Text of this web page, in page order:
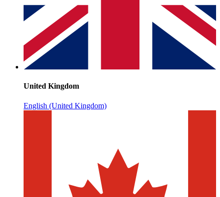
United Kingdom
English (United Kingdom)